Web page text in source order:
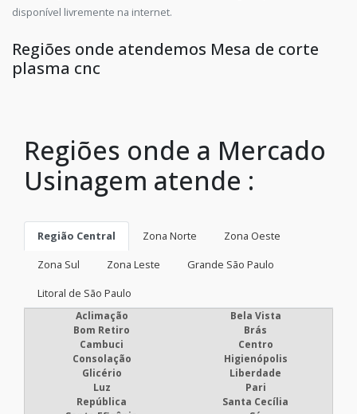
disponível livremente na internet.
Regiões onde atendemos Mesa de corte
plasma cnc
Regiões onde a Mercado
Usinagem atende :
Região Central Zona Norte
Zona Oeste
Zona Sul
Zona Leste
Grande São Paulo
Litoral de São Paulo
Aclimação
Bela Vista
Bom Retiro
Brás
Cambuci
Centro
Consolação
Higienópolis
Glicério
Liberdade
Luz
Pari
República
Santa Cecília